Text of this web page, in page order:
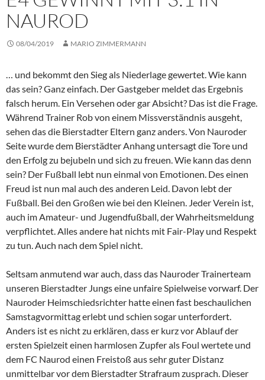
NAUROD
08/04/2019 MARIO ZIMMERMANN
… und bekommt den Sieg als Niederlage gewertet. Wie kann
das sein? Ganz einfach. Der Gastgeber meldet das Ergebnis
falsch herum. Ein Versehen oder gar Absicht? Das ist die Frage.
Während Trainer Rob von einem Missverständnis ausgeht,
sehen das die Bierstadter Eltern ganz anders. Von Nauroder
Seite wurde dem Bierstädter Anhang untersagt die Tore und
den Erfolg zu bejubeln und sich zu freuen. Wie kann das denn
sein? Der Fußball lebt nun einmal von Emotionen. Des einen
Freud ist nun mal auch des anderen Leid. Davon lebt der
Fußball. Bei den Großen wie bei den Kleinen. Jeder Verein ist,
auch im Amateur- und Jugendfußball, der Wahrheitsmeldung
verpflichtet. Alles andere hat nichts mit Fair-Play und Respekt
zu tun. Auch nach dem Spiel nicht.
Seltsam anmutend war auch, dass das Nauroder Trainerteam
unseren Bierstadter Jungs eine unfaire Spielweise vorwarf. Der
Nauroder Heimschiedsrichter hatte einen fast beschaulichen
Samstagvormittag erlebt und schien sogar unterfordert.
Anders ist es nicht zu erklären, dass er kurz vor Ablauf der
ersten Spielzeit einen harmlosen Zupfer als Foul wertete und
dem FC Naurod einen Freistoß aus sehr guter Distanz
unmittelbar vor dem Bierstadter Strafraum zusprach. Dieser